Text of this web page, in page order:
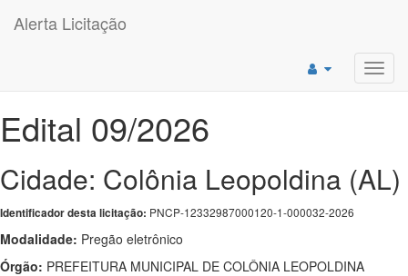
Alerta Licitação
Edital 09/2026
Cidade: Colônia Leopoldina (AL)
Identificador desta licitação: PNCP-12332987000120-1-000032-2026
Modalidade: Pregão eletrônico
Órgão: PREFEITURA MUNICIPAL DE COLÔNIA LEOPOLDINA